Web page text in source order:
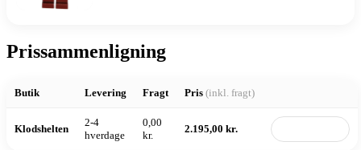
Prissammenligning
Butik Levering Fragt Pris (inkl. fragt)
Klodshelten
2-4
hverdage
0,00
kr.
2.195,00 kr.